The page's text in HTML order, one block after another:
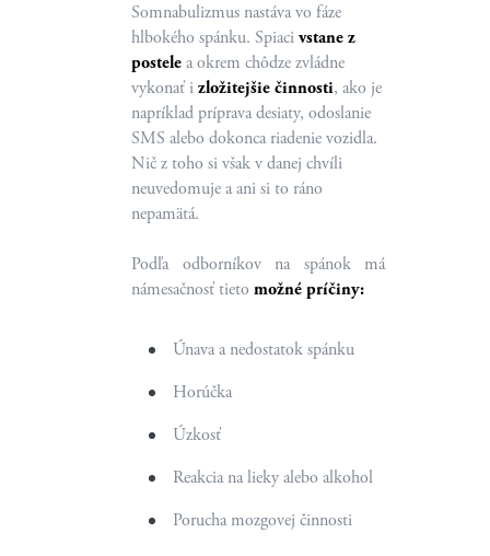
Somnabulizmus nastáva vo fáze
hlbokého spánku. Spiacivstane z
postelea okrem chôdze zvládne
vykonať izložitejšie činnosti, ako je
napríklad príprava desiaty, odoslanie
SMS alebo dokonca riadenie vozidla.
Nič z toho si však v danej chvíli
neuvedomuje a ani si to ráno
nepamätá.
Podľa odborníkov na spánok má
námesačnosť tieto možné príčiny:
Únava a nedostatok spánku
Horúčka
Úzkosť
Reakcia na lieky alebo alkohol
Porucha mozgovej činnosti